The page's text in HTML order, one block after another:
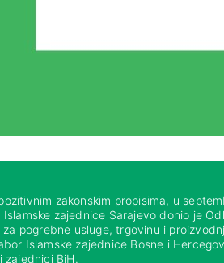
zakonskim propisima, u
Islamske zajednice Sarajevo donio je
za pogrebne usluge, trgovinu i
Islamske zajednice Bosne i
zajednici BiH.